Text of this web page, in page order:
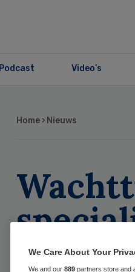
Podcast Video’s
Home › Nieuws
stijgen
We Care About Your
We and our 889 partners store and